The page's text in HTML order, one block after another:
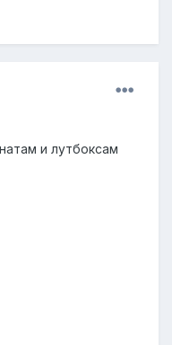
и лутбоксам